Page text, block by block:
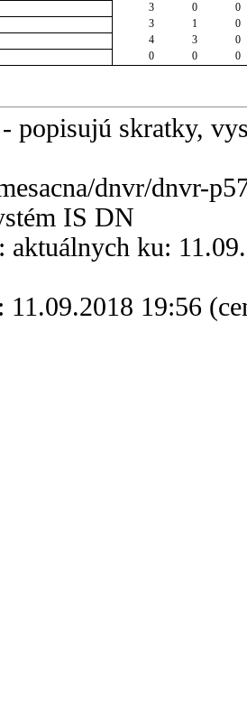
3 0
0
3 1
0
4 3
0
0 0 0
- popisujú skratky,
dnvr/dnvr-
IS DN
aktuálnych ku:
11.09.2018 19:56